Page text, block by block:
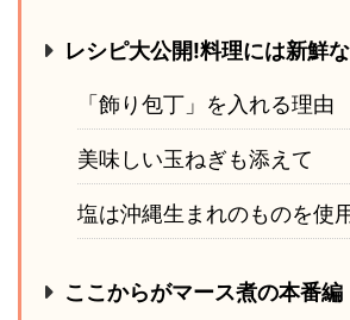
レシピ大公開!料理には新鮮
「飾り包丁」を入れる理由
美味しい玉ねぎも添えて
塩は沖縄生まれのものを使
ここからがマース煮の本番編